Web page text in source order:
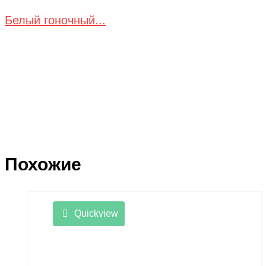
Белый гоночный...
Похожие
Quickview